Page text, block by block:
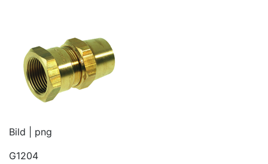
Bild | png
G1204